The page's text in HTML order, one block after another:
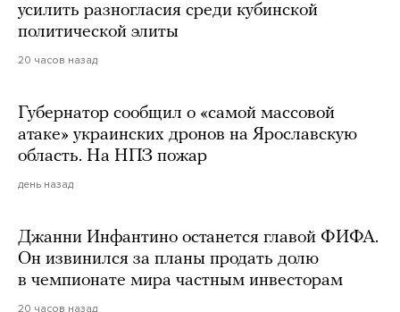
усилить разногласия среди кубинской
политической элиты
20 часов назад
Губернатор сообщил о «самой массовой
атаке» украинских дронов на Ярославскую
область. На НПЗ пожар
день назад
Джанни Инфантино останется главой ФИФА.
Он извинился за планы продать долю
в чемпионате мира частным инвесторам
20 часов назад